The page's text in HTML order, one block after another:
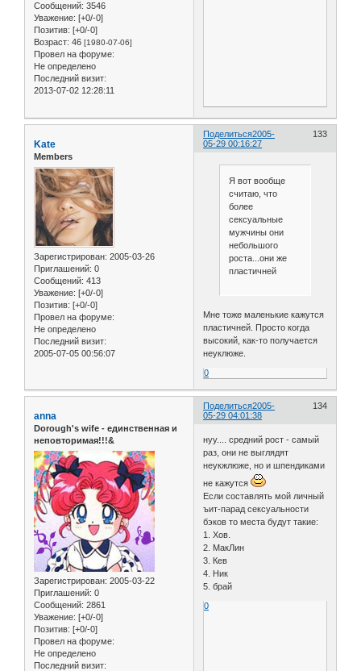
Сообщений: 3546
Уважение: [+0/-0]
Позитив: [+0/-0]
Возраст: 46 [1980-07-06]
Провел на форуме:
Не определено
Последний визит:
2013-07-02 12:28:11
Поделиться 133
2005-
05-29 00:16:27
Kate
Members
Зарегистрирован: 2005-03-26
Приглашений: 0
Сообщений: 413
Уважение: [+0/-0]
Позитив: [+0/-0]
Провел на форуме:
Не определено
Последний визит:
2005-07-05 00:56:07
Я вот вообще
считаю, что
более
сексуальные
мужчины они
небольшого
роста...они же
пластичней
Мне тоже маленькие кажутся
пластичней. Просто когда
высокий, как-то получается
неуклюже.
0
Поделиться 134
2005-
05-29 04:01:38
anna
Dorough's wife - единственная и
неповторимая!!!&
Зарегистрирован: 2005-03-22
Приглашений: 0
Сообщений: 2861
Уважение: [+0/-0]
Позитив: [+0/-0]
Провел на форуме:
Не определено
Последний визит:
нуу.... средний рост - самый
раз, они не выглядят
неукжлюже, но и шпендиками
не кажутся
Если составлять мой личный
ъит-парад сексуальности
бэков то места будут такие:
1. Хов.
2. МакЛин
3. Кев
4. Ник
5. брай
0